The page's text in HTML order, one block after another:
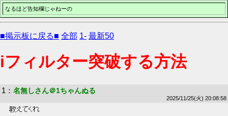
なるほど告知欄じゃねーの
■掲示板に戻る■ 全部 1- 最新50
iフィルター突破する方法
1 ： 名無しさん＠1ちゃんぬる
2025/11/25(火) 20:08:58
教えてくれ